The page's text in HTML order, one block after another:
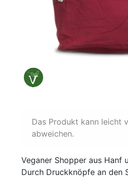
Das Produkt kann leicht
abweichen.
Veganer Shopper aus Hanf
Durch Druckknöpfe an den